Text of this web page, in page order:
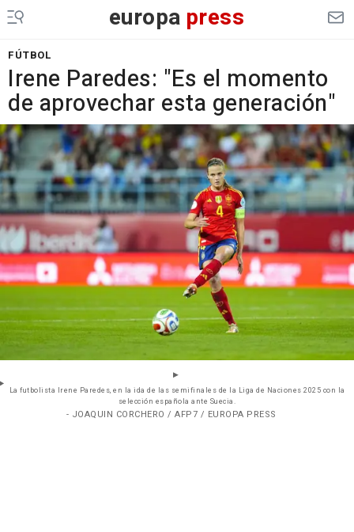
europa press
FÚTBOL
Irene Paredes: "Es el momento
de aprovechar esta generación"
La futbolista Irene Paredes, en la ida de las semifinales de la Liga de Naciones 2025 con la
selección española ante Suecia.
- JOAQUIN CORCHERO / AFP7 / EUROPA PRESS